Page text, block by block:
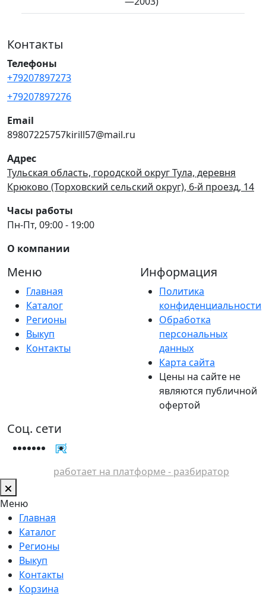
Контакты
Телефоны
+79207897273
+79207897276
Email
89807225757kirill57@mail.ru
Адрес
Тульская область, городской округ Тула, деревня
Крюково (Торховский сельский округ), 6-й проезд, 14
Часы работы
Пн-Пт, 09:00 - 19:00
О компании
Меню
Главная
Каталог
Регионы
Выкуп
Контакты
Информация
Политика
конфиденциальности
Обработка
персональных
данных
Карта сайта
Цены на сайте не
являются публичной
офертой
Соц. сети
работает на платформе - разбиратор
Меню
Главная
Каталог
Регионы
Выкуп
Контакты
Корзина